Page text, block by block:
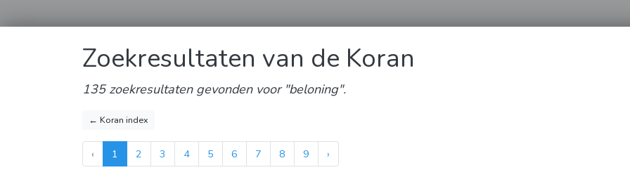
Zoekresultaten van de Koran
135 zoekresultaten gevonden voor "beloning".
← Koran index
‹ 1 2 3 4 5 6 7 8 9 ›